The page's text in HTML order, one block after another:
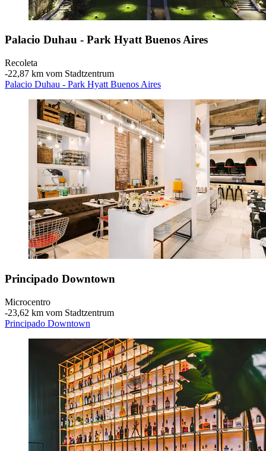
Palacio Duhau - Park Hyatt Buenos Aires
Recoleta
‐22,87 km vom Stadtzentrum
Palacio Duhau - Park Hyatt Buenos Aires
Principado Downtown
Microcentro
‐23,62 km vom Stadtzentrum
Principado Downtown